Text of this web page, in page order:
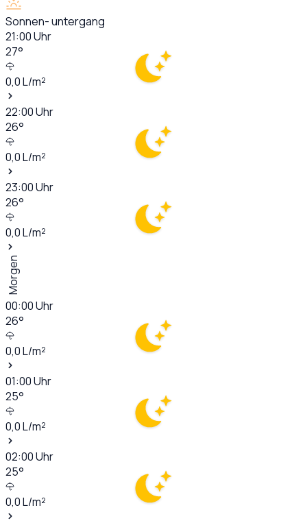
Sonnen- untergang
21:00Uhr
27°
0,0L/m²
22:00Uhr
26°
0,0L/m²
23:00Uhr
26°
0,0L/m²
Morgen
00:00Uhr
26°
0,0L/m²
01:00Uhr
25°
0,0L/m²
02:00Uhr
25°
0,0L/m²